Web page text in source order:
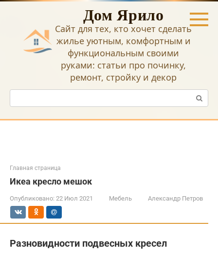
Перейти
Дом Ярило
Сайт для тех, кто хочет сделать
жилье уютным, комфортным и
функциональным своими
руками: статьи про починку,
ремонт, стройку и декор
Поиск:
Главная страница
Икеа кресло мешок
Опубликовано: 22 Июл 2021 Мебель Александр Петров
Разновидности подвесных кресел